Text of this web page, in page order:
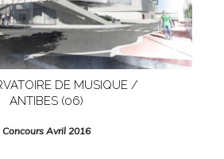
DE MUSIQUE /
ANTIBES (06)
Concours Avril 2016